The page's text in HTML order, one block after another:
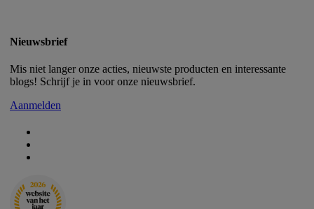
Nieuwsbrief
Mis niet langer onze acties, nieuwste producten en interessante
blogs! Schrijf je in voor onze nieuwsbrief.
Aanmelden